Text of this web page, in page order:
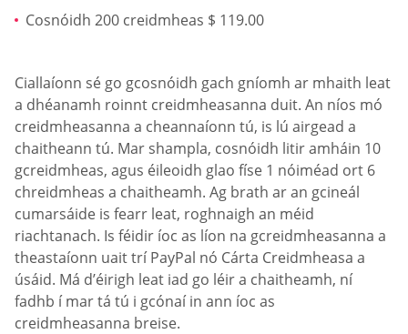
Cosnóidh 200 creidmheas $ 119.00
Ciallaíonn sé go gcosnóidh gach gníomh ar mhaith leat
a dhéanamh roinnt creidmheasanna duit. An níos mó
creidmheasanna a cheannaíonn tú, is lú airgead a
chaitheann tú. Mar shampla, cosnóidh litir amháin 10
gcreidmheas, agus éileoidh glao físe 1 nóiméad ort 6
chreidmheas a chaitheamh. Ag brath ar an gcineál
cumarsáide is fearr leat, roghnaigh an méid
riachtanach. Is féidir íoc as líon na gcreidmheasanna a
theastaíonn uait trí PayPal nó Cárta Creidmheasa a
úsáid. Má d’éirigh leat iad go léir a chaitheamh, ní
fadhb í mar tá tú i gcónaí in ann íoc as
creidmheasanna breise.